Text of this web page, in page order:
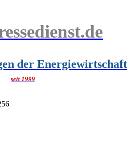
der Energiewirtschaft
seit 1999